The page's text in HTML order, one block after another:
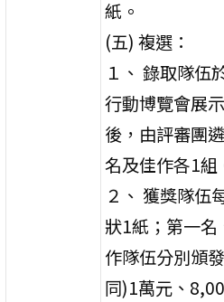
紙。
(五) 複選：
１、 錄取隊伍
行動博覽會展
後，由評審團
名及佳作各1組
２、 獲獎隊伍
狀1紙；第一
作隊伍分別頒
同)1萬元、